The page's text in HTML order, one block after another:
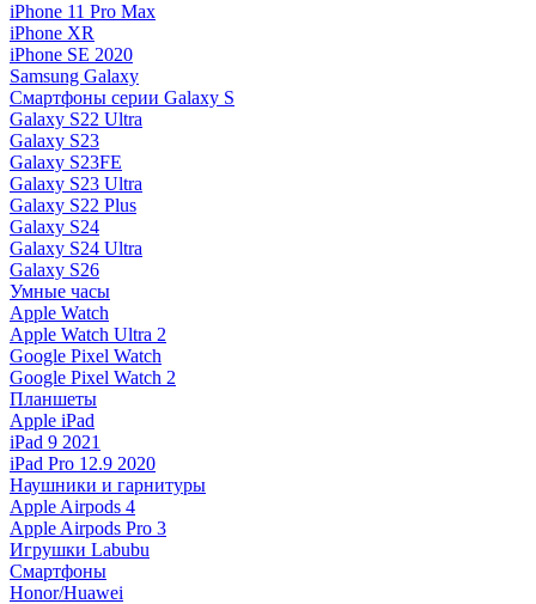
iPhone 11 Pro Max
iPhone XR
iPhone SE 2020
Samsung Galaxy
Смартфоны серии Galaxy S
Galaxy S22 Ultra
Galaxy S23
Galaxy S23FE
Galaxy S23 Ultra
Galaxy S22 Plus
Galaxy S24
Galaxy S24 Ultra
Galaxy S26
Умные часы
Apple Watch
Apple Watch Ultra 2
Google Pixel Watch
Google Pixel Watch 2
Планшеты
Apple iPad
iPad 9 2021
iPad Pro 12.9 2020
Наушники и гарнитуры
Apple Airpods 4
Apple Airpods Pro 3
Игрушки Labubu
Смартфоны
Honor/Huawei